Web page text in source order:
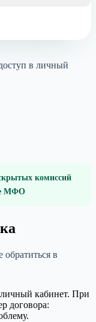
в личный
комиссий
МФО
в
личный кабинет. При
договора: